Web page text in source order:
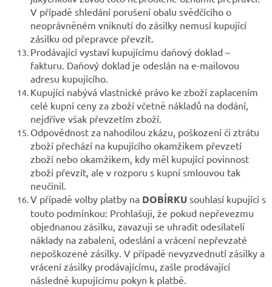
V případě shledání porušení obalu svědčícího o
neoprávněném vniknutí do zásilky nemusí kupující
zásilku od přepravce převzít.
Prodávající vystaví kupujícímu daňový doklad –
fakturu. Daňový doklad je odeslán na e-mailovou
adresu kupujícího.
Kupující nabývá vlastnické právo ke zboží zaplacením
celé kupní ceny za zboží včetně nákladů na dodání,
nejdříve však převzetím zboží.
Odpovědnost za nahodilou zkázu, poškození či ztrátu
zboží přechází na kupujícího okamžikem převzetí
zboží nebo okamžikem, kdy měl kupující povinnost
zboží převzít, ale v rozporu s kupní smlouvou tak
neučinil.
V případě volby platby na DOBÍRKU souhlasí kupující s
touto podmínkou: Prohlašuji, že pokud nepřevezmu
objednanou zásilku, zavazuji se uhradit odesílateli
náklady na zabalení, odeslání a vrácení nepřevzaté
nepoškozené zásilky. V případě nevyzvednutí zásilky a
vrácení zásilky prodávajícímu, zašle prodávající
následně kupujícímu pokyn k platbě.